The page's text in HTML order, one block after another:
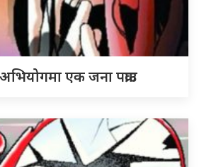
एक जना पक्राउ